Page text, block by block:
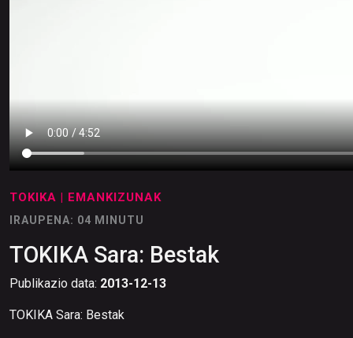
TOKIKA | EMANKIZUNAK
IRAUPENA: 04 MINUTU
TOKIKA Sara: Bestak
Publikazio data: 2013-12-13
TOKIKA Sara: Bestak